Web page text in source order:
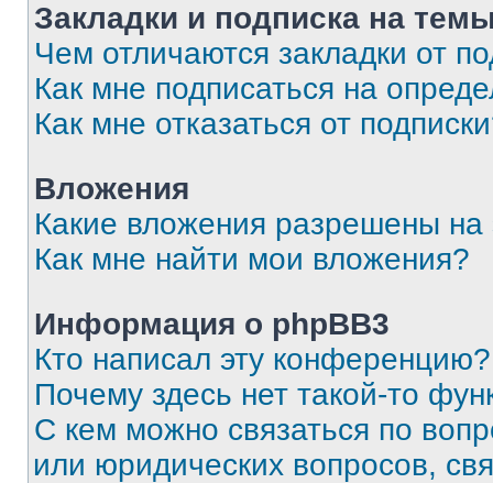
Закладки и подписка на
Чем отличаются закладки от
Как мне подписаться на
Как мне отказаться от
Вложения
Какие вложения разрешены
Как мне найти мои вложения?
Информация о phpBB3
Кто написал эту конференцию?
Почему здесь нет такой-то
С кем можно связаться по
или юридических вопросов,